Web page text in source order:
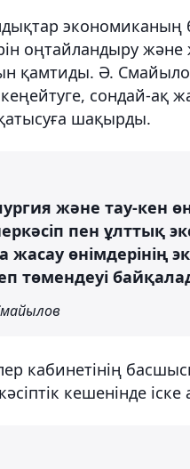
экономиканың
оңтайландыру және
қамтиды. Ә.
сондай-ақ
шақырды.
және тау-кен
пен ұлттық
өнімдерінің
төмендеуі
кабинетінің
кешенінде